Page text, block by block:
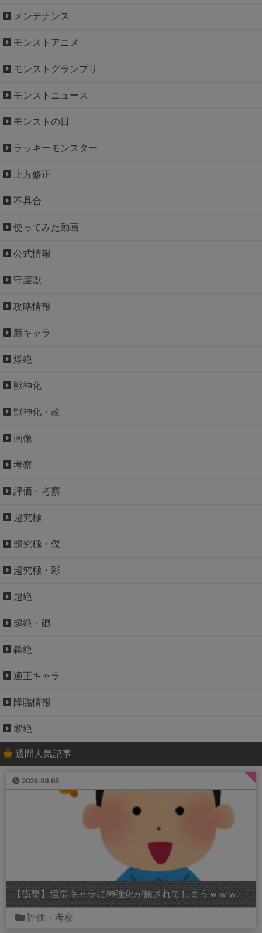
メンテナンス
モンストアニメ
モンストグランプリ
モンストニュース
モンストの日
ラッキーモンスター
上方修正
不具合
使ってみた動画
公式情報
守護獣
攻略情報
新キャラ
爆絶
獣神化
獣神化・改
画像
考察
評価・考察
超究極
超究極・傑
超究極・彩
超絶
超絶・廻
轟絶
適正キャラ
降臨情報
黎絶
週間人気記事
2026.08.05
【衝撃】恒常キャラに神強化が施されてしまうｗｗｗ
評価・考察